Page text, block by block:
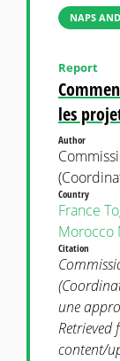
NAPS
les
Report
Author
Country
France
Morocco
Citation
une
Retrieved
content/